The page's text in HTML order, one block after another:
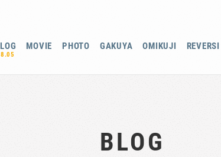
MOVIE PHOTO GAKUYA OMIKUJI REVERSI
BLOG